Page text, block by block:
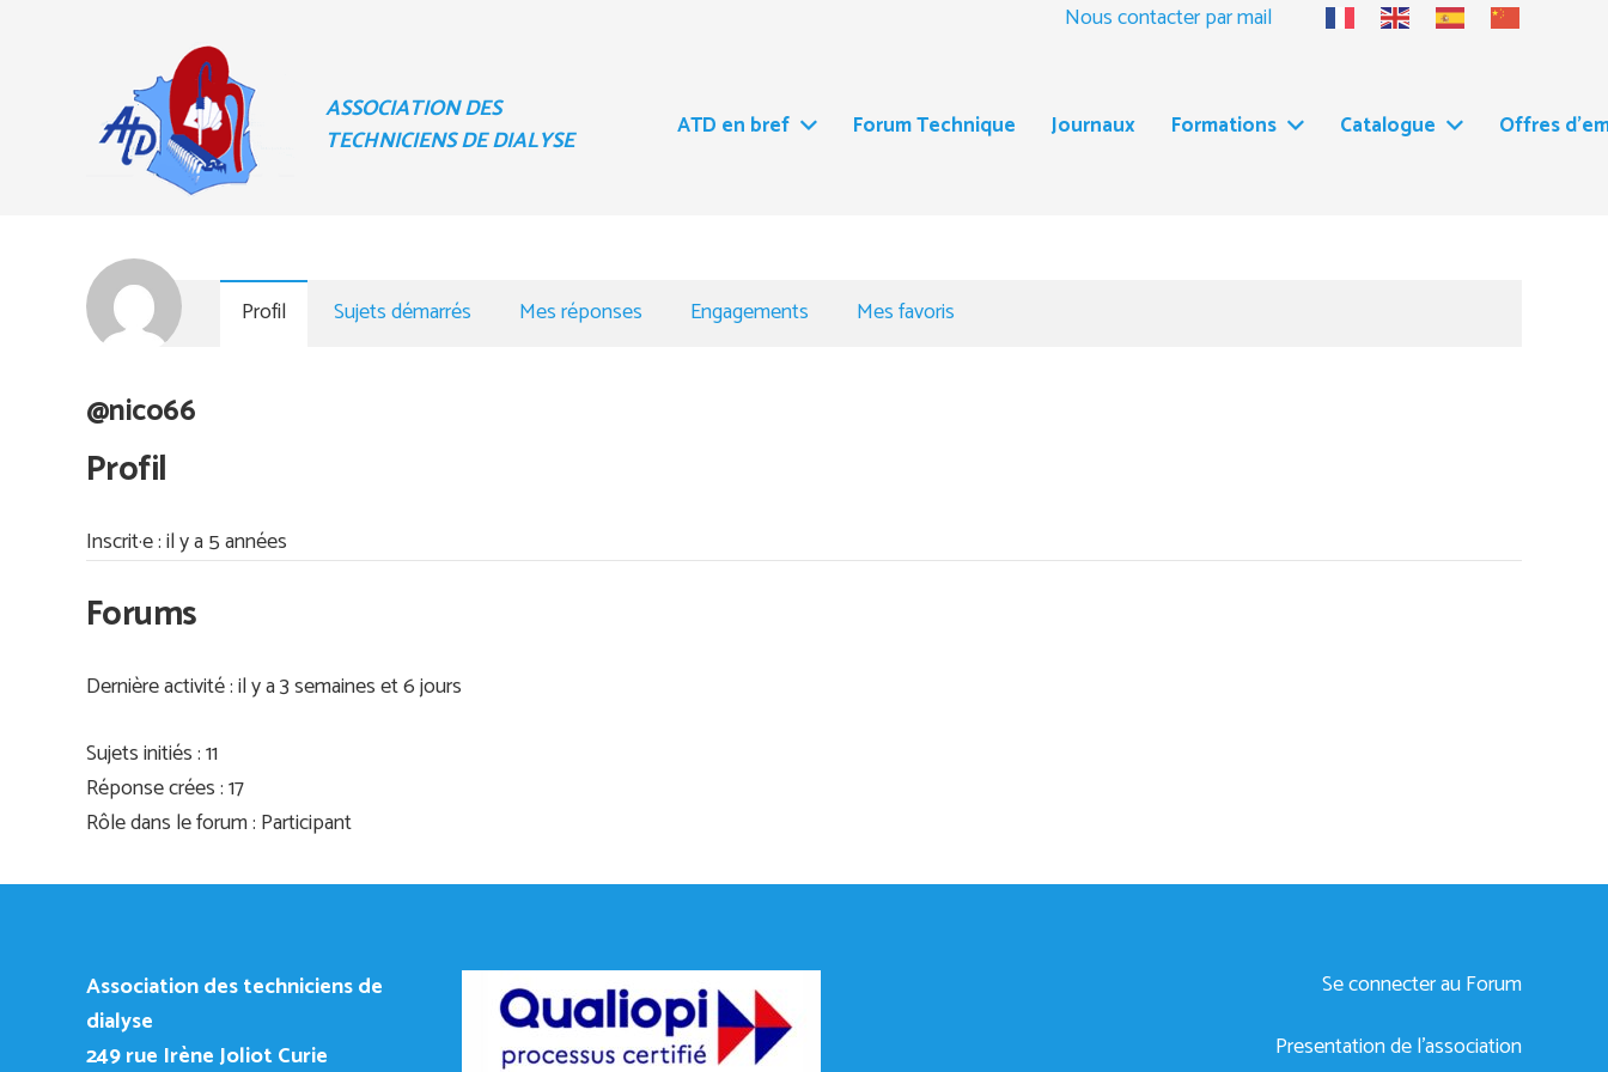
Nous contacter par mail
ASSOCIATION DES
TECHNICIENS DE DIALYSE
ATD en bref Forum Technique Journaux Formations Catalogue Offres
Profil Sujets démarrés Mes réponses Engagements Mes favoris
@nico66
Profil
Inscrit·e : il y a 5 années
Forums
Dernière activité : il y a 3 semaines et 6 jours
Sujets initiés : 11
Réponse crées : 17
Rôle dans le forum : Participant
Association des techniciens de
dialyse
249rue Irène Joliot Curie
Se connecter au Forum
Presentation de l’association